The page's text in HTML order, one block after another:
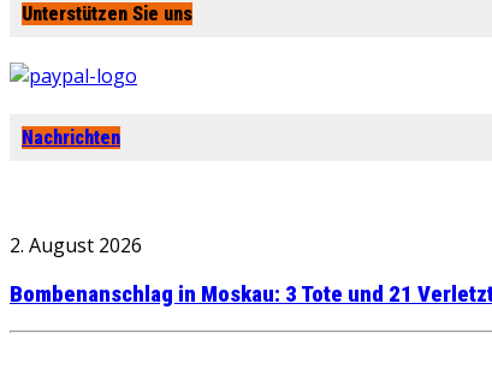
Unterstützen Sie uns
Nachrichten
2. August 2026
Bombenanschlag in Moskau: 3 Tote und 21